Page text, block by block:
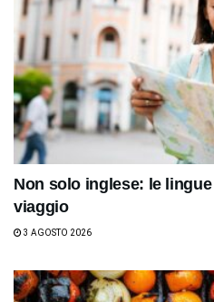
Non solo inglese: le
viaggio
3 AGOSTO 2026